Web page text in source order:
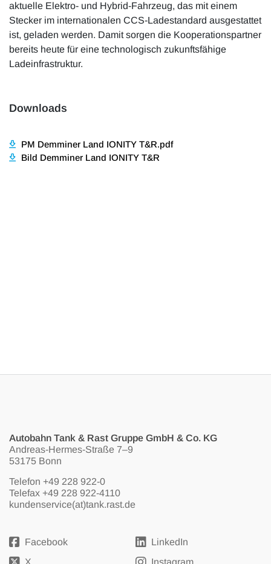
aktuelle Elektro- und Hybrid-Fahrzeug, das mit einem
Stecker im internationalen CCS-Ladestandard ausgestattet
ist, geladen werden. Damit sorgen die Kooperationspartner
bereits heute für eine technologisch zukunftsfähige
Ladeinfrastruktur.
Downloads
PM Demminer Land IONITY T&R.pdf
Bild Demminer Land IONITY T&R
Autobahn Tank & Rast Gruppe GmbH & Co. KG
Andreas-Hermes-Straße 7–9
53175 Bonn
Telefon +49 228 922-0
Telefax +49 228 922-4110
kundenservice(at)tank.rast.de
Facebook
LinkedIn